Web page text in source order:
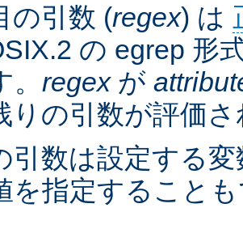
の引数 (regex) は
の egrep 形
regexが
りの引数が評価
引数は設定する
を指定すること